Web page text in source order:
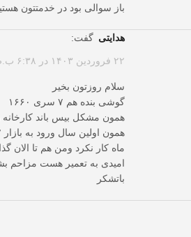
باز سوالی بود در خدمتتون
هدایتی گفت:
۲۲ فروردین ۱۴۰۳ در ۶:۳۸ ب.ظ
سلام روزتون بخیر
گوشی بنده هم ۷ سری ۱۶۶۰
همون مشکل بیس باند کارخانه
ماه کار نکرد ومن هم تا الان
امیدی به تعمیر هست مزاحم
باتشکر